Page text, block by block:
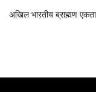
अखिल भारतीय ब्राह्मण